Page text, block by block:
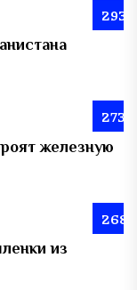
293
273
железную
268
из